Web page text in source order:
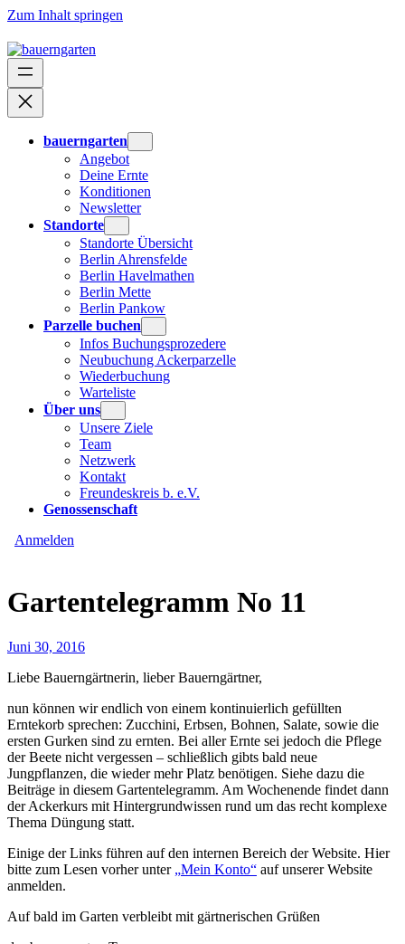
Zum Inhalt springen
bauerngarten
Angebot
Deine Ernte
Konditionen
Newsletter
Standorte
Standorte Übersicht
Berlin Ahrensfelde
Berlin Havelmathen
Berlin Mette
Berlin Pankow
Parzelle buchen
Infos Buchungsprozedere
Neubuchung Ackerparzelle
Wiederbuchung
Warteliste
Über uns
Unsere Ziele
Team
Netzwerk
Kontakt
Freundeskreis b. e.V.
Genossenschaft
Anmelden
Gartentelegramm No 11
Juni 30, 2016
Liebe Bauerngärtnerin, lieber Bauerngärtner,
nun können wir endlich von einem kontinuierlich gefüllten
Erntekorb sprechen: Zucchini, Erbsen, Bohnen, Salate, sowie die
ersten Gurken sind zu ernten. Bei aller Ernte sei jedoch die Pflege
der Beete nicht vergessen – schließlich gibts bald neue
Jungpflanzen, die wieder mehr Platz benötigen. Siehe dazu die
Beiträge in diesem Gartentelegramm. Am Wochenende findet dann
der Ackerkurs mit Hintergrundwissen rund um das recht komplexe
Thema Düngung statt.
Einige der Links führen auf den internen Bereich der Website. Hier
bitte zum Lesen vorher unter „Mein Konto“ auf unserer Website
anmelden.
Auf bald im Garten verbleibt mit gärtnerischen Grüßen